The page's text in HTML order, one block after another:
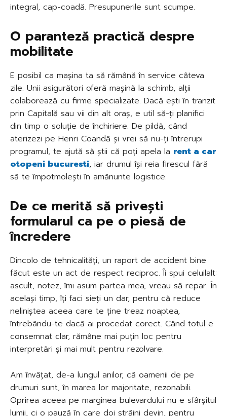
integral, cap-coadă. Presupunerile sunt scumpe.
O paranteză practică despre
mobilitate
E posibil ca mașina ta să rămână în service câteva
zile. Unii asigurători oferă mașină la schimb, alții
colaborează cu firme specializate. Dacă ești în tranzit
prin Capitală sau vii din alt oraș, e util să-ți planifici
din timp o soluție de închiriere. De pildă, când
aterizezi pe Henri Coandă și vrei să nu-ți întrerupi
programul, te ajută să știi că poți apela la rent a car
otopeni bucuresti, iar drumul își reia firescul fără
să te împotmolești în amănunte logistice.
De ce merită să privești
formularul ca pe o piesă de
încredere
Dincolo de tehnicalități, un raport de accident bine
făcut este un act de respect reciproc. Îi spui celuilalt:
ascult, notez, îmi asum partea mea, vreau să repar. În
același timp, îți faci sieți un dar, pentru că reduce
neliniștea aceea care te ține treaz noaptea,
întrebându-te dacă ai procedat corect. Când totul e
consemnat clar, rămâne mai puțin loc pentru
interpretări și mai mult pentru rezolvare.
Am învățat, de-a lungul anilor, că oamenii de pe
drumuri sunt, în marea lor majoritate, rezonabili.
Oprirea aceea pe marginea bulevardului nu e sfârșitul
lumii, ci o pauză în care doi străini devin, pentru